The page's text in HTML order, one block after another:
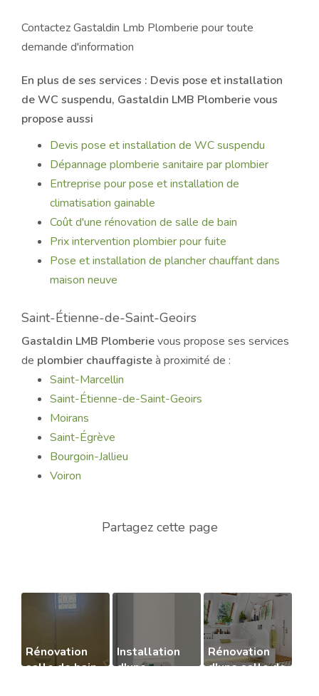
Contactez Gastaldin Lmb Plomberie pour toute
demande d'information
En plus de ses services : Devis pose et installation
de WC suspendu, Gastaldin LMB Plomberie vous
propose aussi
Devis pose et installation de WC suspendu
Dépannage plomberie sanitaire par plombier
Entreprise pour pose et installation de
climatisation gainable
Coût d'une rénovation de salle de bain
Prix intervention plombier pour fuite
Pose et installation de plancher chauffant dans
maison neuve
Saint-Étienne-de-Saint-Geoirs
Gastaldin LMB Plomberievous propose ses services
de plombier chauffagisteà proximité de :
Saint-Marcellin
Saint-Étienne-de-Saint-Geoirs
Moirans
Saint-Égrève
Bourgoin-Jallieu
Voiron
Rénovation
salle de bain
Installation
d'une
Rénovation
d'une salle de